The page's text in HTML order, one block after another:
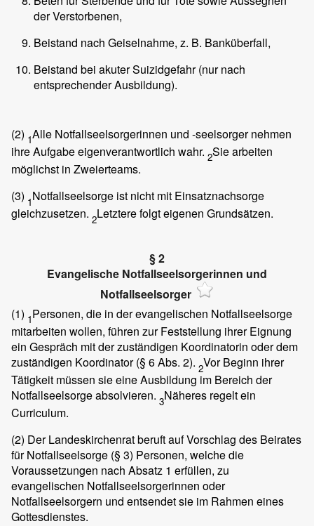
der Verstorbenen,
Beistand nach Geiselnahme, z. B. Banküberfall,
Beistand bei akuter Suizidgefahr (nur nach
entsprechender Ausbildung).
(2) 1Alle Notfallseelsorgerinnen und -seelsorger nehmen
ihre Aufgabe eigenverantwortlich wahr. 2Sie arbeiten
möglichst in Zweierteams.
(3) 1Notfallseelsorge ist nicht mit Einsatznachsorge
gleichzusetzen. 2Letztere folgt eigenen Grundsätzen.
§ 2
Evangelische Notfallseelsorgerinnen und
Notfallseelsorger
(1) 1Personen, die in der evangelischen Notfallseelsorge
mitarbeiten wollen, führen zur Feststellung ihrer Eignung
ein Gespräch mit der zuständigen Koordinatorin oder dem
zuständigen Koordinator (§ 6 Abs. 2). 2Vor Beginn ihrer
Tätigkeit müssen sie eine Ausbildung im Bereich der
Notfallseelsorge absolvieren. 3Näheres regelt ein
Curriculum.
(2) Der Landeskirchenrat beruft auf Vorschlag des Beirates
für Notfallseelsorge (§ 3) Personen, welche die
Voraussetzungen nach Absatz 1 erfüllen, zu
evangelischen Notfallseelsorgerinnen oder
Notfallseelsorgern und entsendet sie im Rahmen eines
Gottesdienstes.